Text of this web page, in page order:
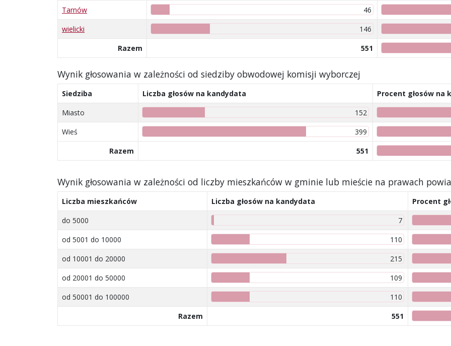
Tarnów
46
wielicki
146
Razem
551
Wynik głosowania w zależności od siedziby obwodowej komisji wyborczej
Siedziba Liczba głosów na kandydata
Procent głosów na
Miasto
152
Wieś
399
Razem
551
Wynik głosowania w zależności od liczby mieszkańców w gminie lub mieście na prawach
Liczba mieszkańców Liczba głosów na kandydata
Procent
do 5000
7
od 5001 do 10000
110
od 10001 do 20000
215
od 20001 do 50000
109
od 50001 do 100000
110
Razem
551